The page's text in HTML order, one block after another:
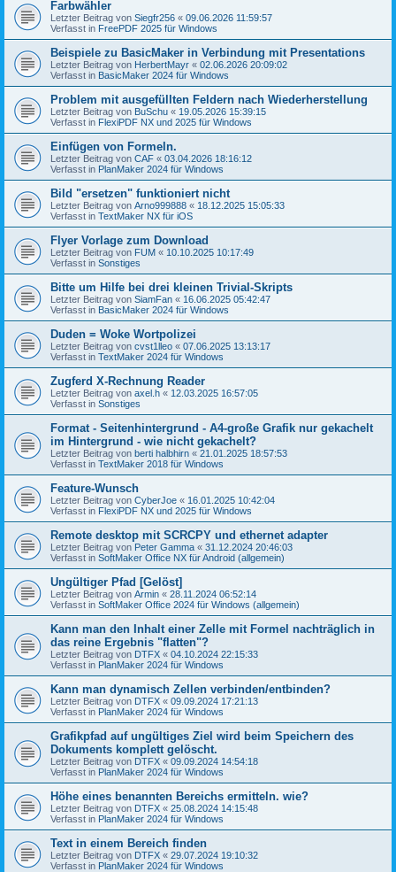
Farbwähler
Letzter Beitrag von Siegfr256 « 09.06.2026 11:59:57
Verfasst in FreePDF 2025 für Windows
Beispiele zu BasicMaker in Verbindung mit Presentations
Letzter Beitrag von HerbertMayr « 02.06.2026 20:09:02
Verfasst in BasicMaker 2024 für Windows
Problem mit ausgefüllten Feldern nach Wiederherstellung
Letzter Beitrag von BuSchu « 19.05.2026 15:39:15
Verfasst in FlexiPDF NX und 2025 für Windows
Einfügen von Formeln.
Letzter Beitrag von CAF « 03.04.2026 18:16:12
Verfasst in PlanMaker 2024 für Windows
Bild "ersetzen" funktioniert nicht
Letzter Beitrag von Arno999888 « 18.12.2025 15:05:33
Verfasst in TextMaker NX für iOS
Flyer Vorlage zum Download
Letzter Beitrag von FUM « 10.10.2025 10:17:49
Verfasst in Sonstiges
Bitte um Hilfe bei drei kleinen Trivial-Skripts
Letzter Beitrag von SiamFan « 16.06.2025 05:42:47
Verfasst in BasicMaker 2024 für Windows
Duden = Woke Wortpolizei
Letzter Beitrag von cvst1lleo « 07.06.2025 13:13:17
Verfasst in TextMaker 2024 für Windows
Zugferd X-Rechnung Reader
Letzter Beitrag von axel.h « 12.03.2025 16:57:05
Verfasst in Sonstiges
Format - Seitenhintergrund - A4-große Grafik nur gekachelt
im Hintergrund - wie nicht gekachelt?
Letzter Beitrag von berti halbhirn « 21.01.2025 18:57:53
Verfasst in TextMaker 2018 für Windows
Feature-Wunsch
Letzter Beitrag von CyberJoe « 16.01.2025 10:42:04
Verfasst in FlexiPDF NX und 2025 für Windows
Remote desktop mit SCRCPY und ethernet adapter
Letzter Beitrag von Peter Gamma « 31.12.2024 20:46:03
Verfasst in SoftMaker Office NX für Android (allgemein)
Ungültiger Pfad [Gelöst]
Letzter Beitrag von Armin « 28.11.2024 06:52:14
Verfasst in SoftMaker Office 2024 für Windows (allgemein)
Kann man den Inhalt einer Zelle mit Formel nachträglich in
das reine Ergebnis "flatten"?
Letzter Beitrag von DTFX « 04.10.2024 22:15:33
Verfasst in PlanMaker 2024 für Windows
Kann man dynamisch Zellen verbinden/entbinden?
Letzter Beitrag von DTFX « 09.09.2024 17:21:13
Verfasst in PlanMaker 2024 für Windows
Grafikpfad auf ungültiges Ziel wird beim Speichern des
Dokuments komplett gelöscht.
Letzter Beitrag von DTFX « 09.09.2024 14:54:18
Verfasst in PlanMaker 2024 für Windows
Höhe eines benannten Bereichs ermitteln. wie?
Letzter Beitrag von DTFX « 25.08.2024 14:15:48
Verfasst in PlanMaker 2024 für Windows
Text in einem Bereich finden
Letzter Beitrag von DTFX « 29.07.2024 19:10:32
Verfasst in PlanMaker 2024 für Windows